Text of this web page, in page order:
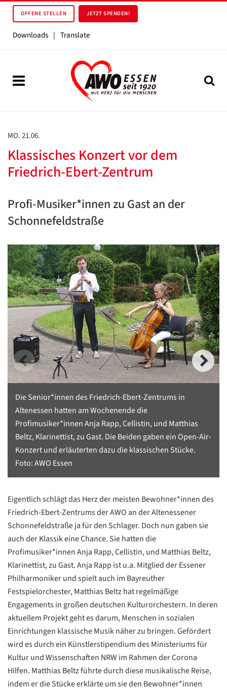
OFFENE STELLEN JETZT SPENDEN!
Downloads | Translate
MO. 21.06.
Klassisches Konzert vor dem
Friedrich-Ebert-Zentrum
Profi-Musiker*innen zu Gast an der
Schonnefeldstraße
Die Senior*innen des Friedrich-Ebert-Zentrums in
Altenessen hatten am Wochenende die
Profimusiker*innen Anja Rapp, Cellistin, und Matthias
Beltz, Klarinettist, zu Gast. Die Beiden gaben ein Open-Air-
Konzert und erläuterten dazu die klassischen Stücke.
Foto: AWO Essen
Eigentlich schlägt das Herz der meisten Bewohner*innen des
Friedrich-Ebert-Zentrums der AWO an der Altenessener
Schonnefeldstraße ja für den Schlager. Doch nun gaben sie
auch der Klassik eine Chance. Sie hatten die
Profimusiker*innen Anja Rapp, Cellistin, und Matthias Beltz,
Klarinettist, zu Gast. Anja Rapp ist u.a. Mitglied der Essener
Philharmoniker und spielt auch im Bayreuther
Festspielorchester, Matthias Beltz hat regelmäßige
Engagements in großen deutschen Kulturorchestern. In deren
aktuellem Projekt geht es darum, Menschen in sozialen
Einrichtungen klassische Musik näher zu bringen. Gefördert
wird es durch ein Künstlerstipendium des Ministeriums für
Kultur und Wissenschaften NRW im Rahmen der Corona
Hilfen. Matthias Beltz führte durch diese musikalische Reise,
indem er die Stücke erklärte um sie den Bewohner*innen